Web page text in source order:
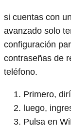
si cuentas con
avanzado solo
configuración
contraseñas de
teléfono.
Primero,
luego,
Pulsa en